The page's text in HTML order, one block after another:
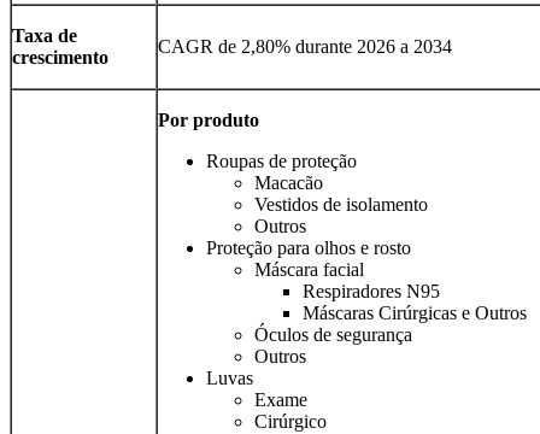
Taxa de
crescimento
CAGR de 2,80% durante 2026 a 2034
Por produto
Roupas de proteção
Macacão
Vestidos de isolamento
Outros
Proteção para olhos e rosto
Máscara facial
Respiradores N95
Máscaras Cirúrgicas e Outros
Óculos de segurança
Outros
Luvas
Exame
Cirúrgico